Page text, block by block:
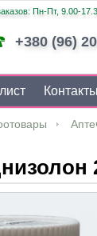
Пн-Пт, 9.00-
+380 (96)
Контакты